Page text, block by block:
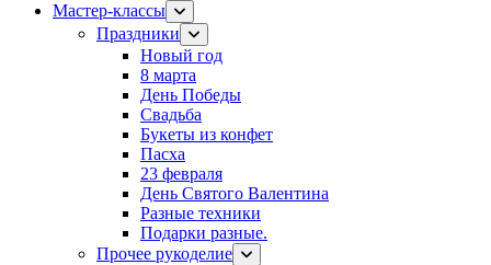
Мастер-классы
Праздники
Новый год
8 марта
День Победы
Свадьба
Букеты из конфет
Пасха
23 февраля
День Святого Валентина
Разные техники
Подарки разные.
Прочее рукоделие